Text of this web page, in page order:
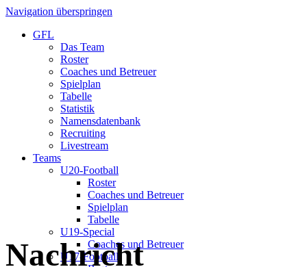
Navigation überspringen
GFL
Das Team
Roster
Coaches und Betreuer
Spielplan
Tabelle
Statistik
Namensdatenbank
Recruiting
Livestream
Teams
U20-Football
Roster
Coaches und Betreuer
Spielplan
Tabelle
U19-Special
Coaches und Betreuer
U17-Football
Nachricht